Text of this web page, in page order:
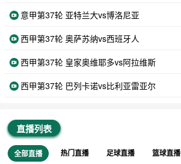
意甲第37轮 亚特兰大vs博洛尼亚
西甲第37轮 奥萨苏纳vs西班牙人
西甲第37轮 皇家奥维耶多vs阿拉维斯
西甲第37轮 巴列卡诺vs比利亚雷亚尔
直播列表
全部直播 热门直播 足球直播 篮球直播